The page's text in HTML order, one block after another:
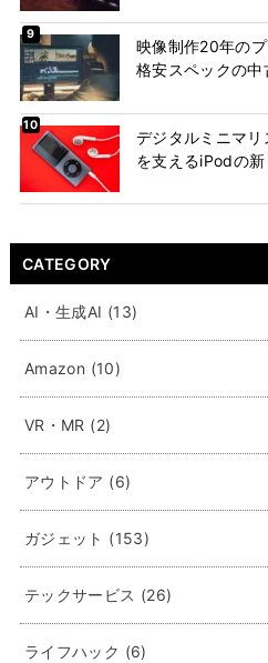
映像制作20年の
格安スペックの中
デジタルミニマ
を支えるiPodの
CATEGORY
AI・生成AI (13)
Amazon (10)
VR・MR (2)
アウトドア (6)
ガジェット (153)
テックサービス (26)
ライフハック (6)